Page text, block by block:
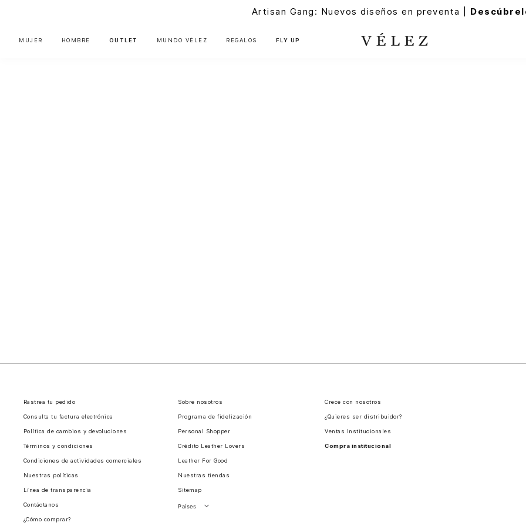
Artisan Gang: Nuevos diseños en preventa |
MUJER HOMBRE OUTLET MUNDO VÉLEZ REGALOS FLY UP
Rastrea tu pedido
Consulta tu factura electrónica
Política de cambios y devoluciones
Términos y condiciones
Condiciones de actividades comerciales
Nuestras políticas
Línea de transparencia
Contáctanos
¿Cómo comprar?
Sobre nosotros
Programa de fidelización
Personal Shopper
Crédito Leather Lovers
Leather For Good
Nuestras tiendas
Sitemap
Países
Crece con nosotros
¿Quieres ser distribuidor?
Ventas Institucionales
Compra institucional